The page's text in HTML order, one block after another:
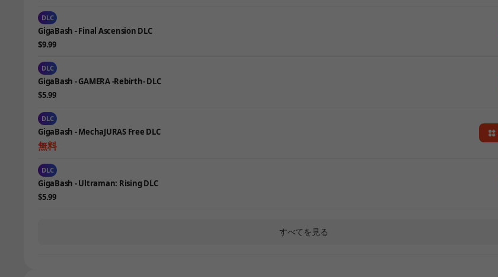
DLC
GigaBash - Final Ascension DLC
$9.99
DLC
GigaBash - GAMERA -Rebirth- DLC
$5.99
DLC
GigaBash - MechaJURAS Free DLC
無料
DLC
GigaBash - Ultraman: Rising DLC
$5.99
すべてを見る